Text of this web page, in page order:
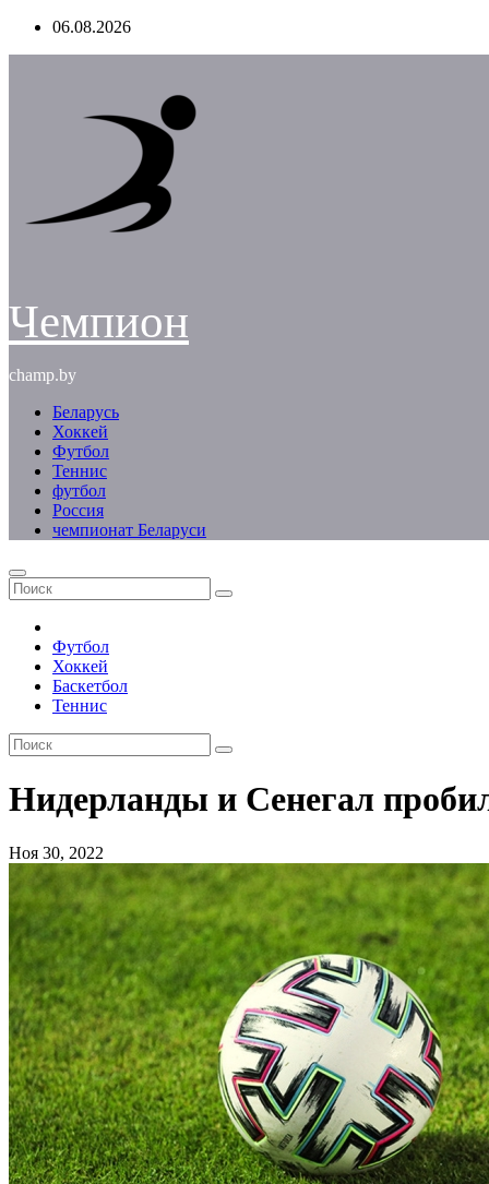
Перейти06.08.2026
Чемпион
champ.by
Беларусь
Хоккей
Футбол
Теннис
футбол
Россия
чемпионат Беларуси
Футбол
Хоккей
Баскетбол
Теннис
Нидерланды и Сенегал
Ноя 30, 2022